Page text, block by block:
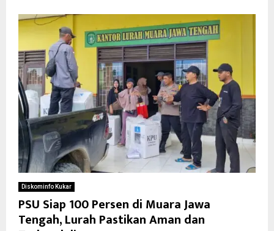
Diskominfo Kukar
PSU Siap 100 Persen di Muara Jawa
Tengah, Lurah Pastikan Aman dan